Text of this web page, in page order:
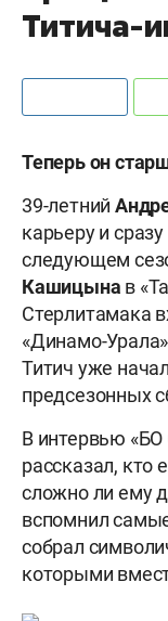
Титича-
Теперь он
39-летний
карьеру и
следующем
Кашицына в
Стерлитамака
«Динамо-
Титич уже
предсезонных
В интервью
рассказал, кто
сложно ли ему
вспомнил
собрал
которыми